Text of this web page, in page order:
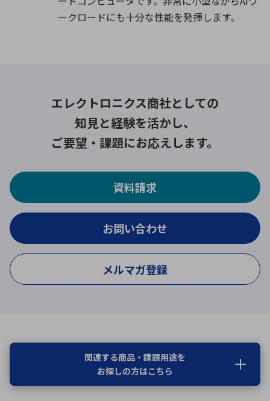
ークロードにも十分な性能を発揮します。
エレクトロニクス商社としての
知見と経験を活かし、
ご要望・課題にお応えします。
資料請求
お問い合わせ
メルマガ登録
関連する商品・課題用途を
お探しの方はこちら